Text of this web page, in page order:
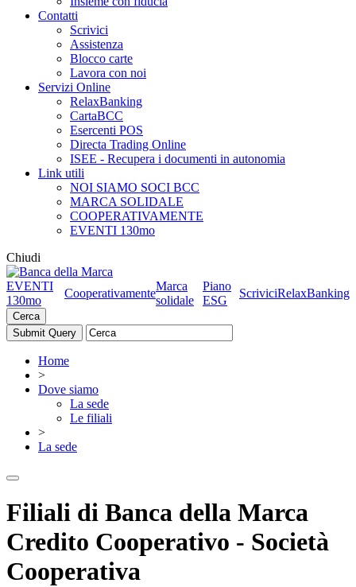
Contatti
Scrivici
Assistenza
Blocco carte
Lavora con noi
Servizi Online
RelaxBanking
CartaBCC
Esercenti POS
Directa Trading Online
ISEE - Recupera i documenti in autonomia
Link utili
NOI SIAMO SOCI BCC
MARCA SOLIDALE
COOPERATIVAMENTE
EVENTI 130mo
Chiudi
EVENTI
130mo
Cooperativamente
Marca
solidale
Piano
ESG
ScriviciRelaxBanking
Cerca
Home
>
Dove siamo
La sede
Le filiali
>
La sede
Filiali di Banca della Marca
Credito Cooperativo - Società
Cooperativa